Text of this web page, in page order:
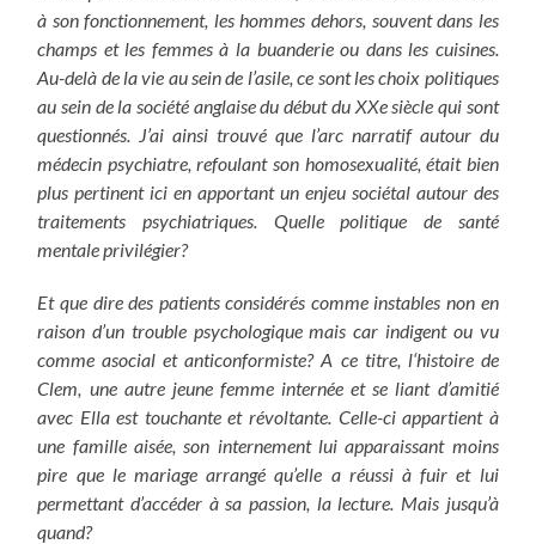
à son fonctionnement, les hommes dehors, souvent dans les
champs et les femmes à la buanderie ou dans les cuisines.
Au-delà de la vie au sein de l’asile, ce sont les choix politiques
au sein de la société anglaise du début du XXe siècle qui sont
questionnés. J’ai ainsi trouvé que l’arc narratif autour du
médecin psychiatre, refoulant son homosexualité, était bien
plus pertinent ici en apportant un enjeu sociétal autour des
traitements psychiatriques. Quelle politique de santé
mentale privilégier?
Et que dire des patients considérés comme instables non en
raison d’un trouble psychologique mais car indigent ou vu
comme asocial et anticonformiste? A ce titre, l‘histoire de
Clem, une autre jeune femme internée et se liant d’amitié
avec Ella est touchante et révoltante. Celle-ci appartient à
une famille aisée, son internement lui apparaissant moins
pire que le mariage arrangé qu’elle a réussi à fuir et lui
permettant d’accéder à sa passion, la lecture. Mais jusqu’à
quand?